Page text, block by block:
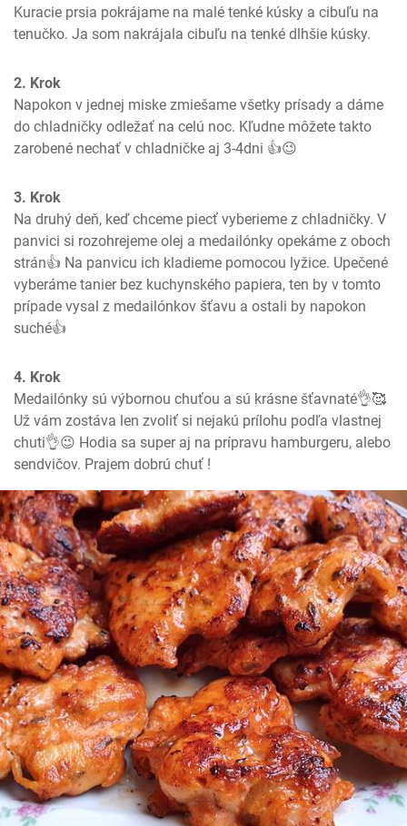
Kuracie prsia pokrájame na malé tenké kúsky a cibuľu na
tenučko. Ja som nakrájala cibuľu na tenké dlhšie kúsky.
2. Krok
Napokon v jednej miske zmiešame všetky prísady a dáme
do chladničky odležať na celú noc. Kľudne môžete takto
zarobené nechať v chladničke aj 3-4dni 👍😉
3. Krok
Na druhý deň, keď chceme piecť vyberieme z chladničky. V
panvici si rozohrejeme olej a medailónky opekáme z oboch
strán👍 Na panvicu ich kladieme pomocou lyžice. Upečené
vyberáme tanier bez kuchynského papiera, ten by v tomto
prípade vysal z medailónkov šťavu a ostali by napokon
suché👍
4. Krok
Medailónky sú výbornou chuťou a sú krásne šťavnaté👌🥰
Už vám zostáva len zvoliť si nejakú prílohu podľa vlastnej
chuti👌😉 Hodia sa super aj na prípravu hamburgeru, alebo
sendvičov. Prajem dobrú chuť !